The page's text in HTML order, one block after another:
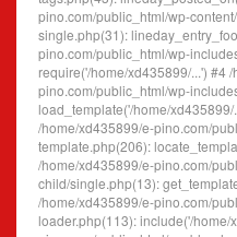
pino.com/public_html/wp-
single.php(31):
pino.com/public_html/wp-
require('/home/xd435899/...') #4
pino.com/public_html/wp-
load_template('/home/xd435899/
/home/xd435899/e-pino.com/
template.php(206):
/home/xd435899/e-pino.com/
child/single.php(13):
/home/xd435899/e-pino.com/
loader.php(113): include('/